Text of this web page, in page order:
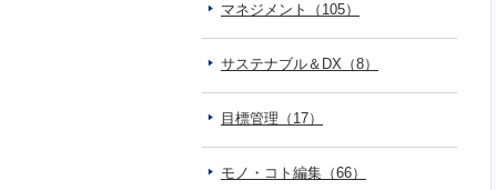
マネジメント（105）
サステナブル＆DX（8）
目標管理（17）
モノ・コト編集（66）